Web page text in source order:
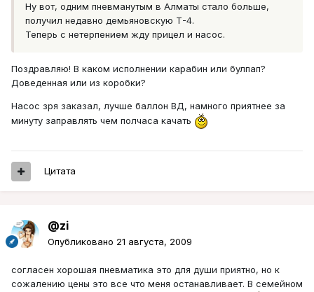
Ну вот, одним пневманутым в Алматы стало больше,
получил недавно демьяновскую Т-4.
Теперь с нетерпением жду прицел и насос.
Поздравляю! В каком исполнении карабин или булпап?
Доведенная или из коробки?
Насос зря заказал, лучше баллон ВД, намного приятнее за
минуту заправлять чем полчаса качать
Цитата
@zi
Опубликовано 21 августа, 2009
согласен хорошая пневматика это для души приятно, но к
сожалению цены это все что меня останавливает. В семейном